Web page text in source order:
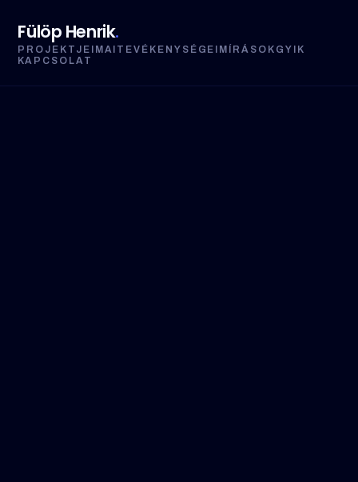
Fülöp Henrik.
PROJEKTJEIM AI TEVÉKENYSÉGEIM ÍRÁSOK GYIK
KAPCSOLAT